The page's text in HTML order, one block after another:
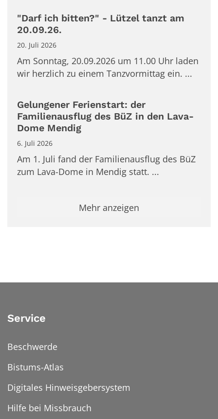
"Darf ich bitten?" - Lützel tanzt am
20.09.26.
20. Juli 2026
Am Sonntag, 20.09.2026 um 11.00 Uhr laden
wir herzlich zu einem Tanzvormittag ein. ...
Gelungener Ferienstart: der
Familienausflug des BüZ in den Lava-
Dome Mendig
6. Juli 2026
Am 1. Juli fand der Familienausflug des BüZ
zum Lava-Dome in Mendig statt. ...
Mehr anzeigen
Service
Beschwerde
Bistums-Atlas
Digitales Hinweisgebersystem
Hilfe bei Missbrauch